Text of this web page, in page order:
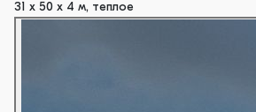
31 х 50 х 4 м, теплое